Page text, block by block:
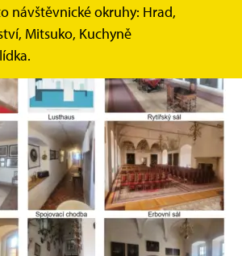
návštěvnické okruhy: Hrad,
Mitsuko, Kuchyně